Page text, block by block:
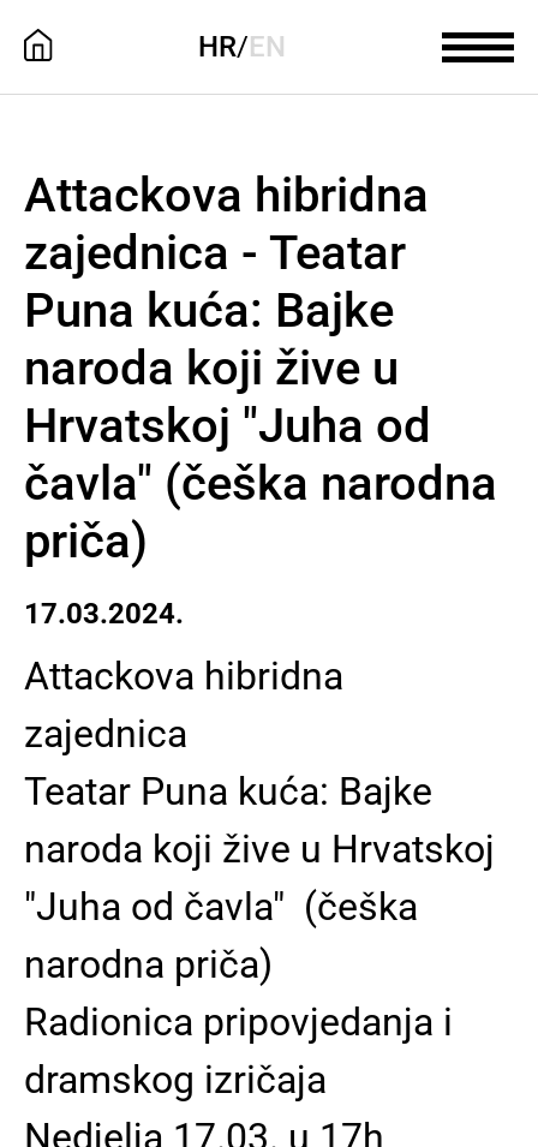
HR/EN
Attackova hibridna
zajednica - Teatar
Puna kuća: Bajke
naroda koji žive u
Hrvatskoj "Juha od
čavla" (češka narodna
priča)
17.03.2024.
Attackova hibridna
zajednica
Teatar Puna kuća: Bajke
naroda koji žive u Hrvatskoj
"Juha od čavla" (češka
narodna priča)
Radionica pripovjedanja i
dramskog izričaja
Nedjelja 17.03. u 17h